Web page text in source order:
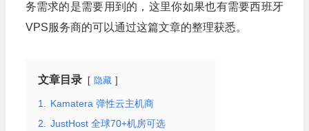
务需求的是需要用到的，这里你如果也有需要西班牙
VPS服务商的可以通过这篇文章的整理获悉。
文章目录 隐藏
1.
Kamatera 弹性云主机商
2.
JustHost 全球70+机房可选